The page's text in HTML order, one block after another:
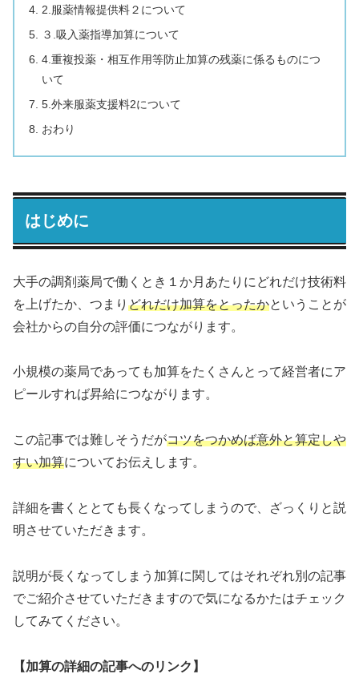
2.服薬情報提供料２について
３.吸入薬指導加算について
4.重複投薬・相互作用等防止加算の残薬に係るものにつ
いて
5.外来服薬支援料2について
おわり
はじめに
大手の調剤薬局で働くとき１か月あたりにどれだけ技術料
を上げたか、つまり どれだけ加算をとったかということが
会社からの自分の評価につながります。
小規模の薬局であっても加算をたくさんとって経営者にア
ピールすれば昇給につながります。
この記事では難しそうだがコツをつかめば意外と算定しや
すい加算についてお伝えします。
詳細を書くととても長くなってしまうので、ざっくりと説
明させていただきます。
説明が長くなってしまう加算に関してはそれぞれ別の記事
でご紹介させていただきますので気になるかたはチェック
してみてください。
【加算の詳細の記事へのリンク】